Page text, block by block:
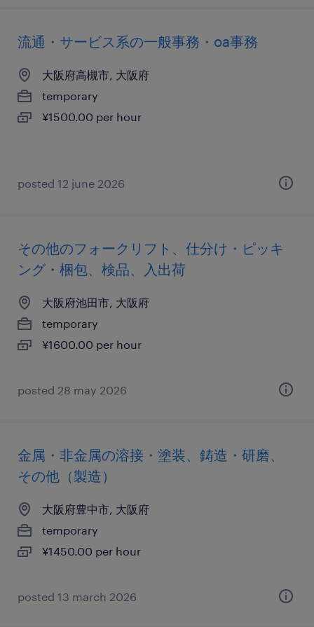
流通・サービス系の一般事務・oa事務
大阪府高槻市, 大阪府
temporary
¥1500.00 per hour
posted 12 june 2026
その他のフォークリフト、仕分け・ピッキ
ング・梱包、検品、入出荷
大阪府池田市, 大阪府
temporary
¥1600.00 per hour
posted 28 may 2026
金属・非金属の溶接・塗装、鋳造・研磨、
その他（製造）
大阪府豊中市, 大阪府
temporary
¥1450.00 per hour
posted 13 march 2026